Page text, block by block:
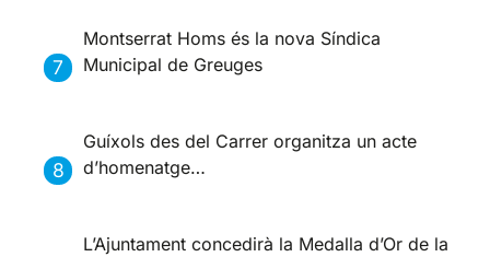
Montserrat Homs és la nova Síndica
Municipal de Greuges
Guíxols des del Carrer organitza un acte
d’homenatge…
L’Ajuntament concedirà la Medalla d’Or de la